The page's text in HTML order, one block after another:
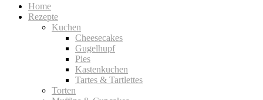
Home
Rezepte
Kuchen
Cheesecakes
Gugelhupf
Pies
Kastenkuchen
Tartes & Tartlettes
Torten